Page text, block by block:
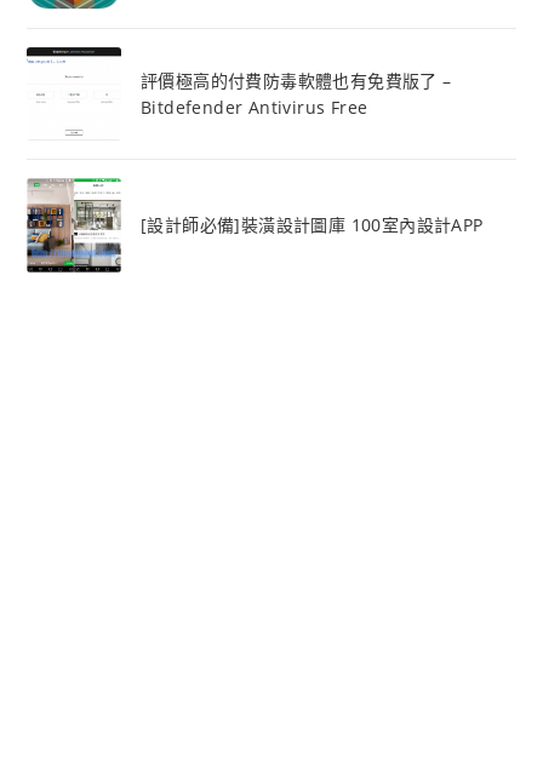
評價極高的付費防毒軟體也有免費版了 –
Bitdefender Antivirus Free
[設計師必備]裝潢設計圖庫 100室內設計APP